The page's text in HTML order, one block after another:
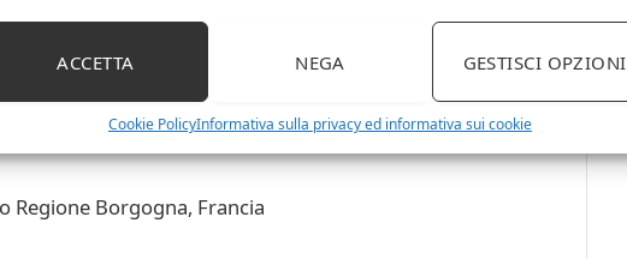
ACCETTA NEGA GESTISCI OPZIONI
Cookie PolicyInformativa sulla privacy ed informativa sui cookie
Regione Borgogna, Francia